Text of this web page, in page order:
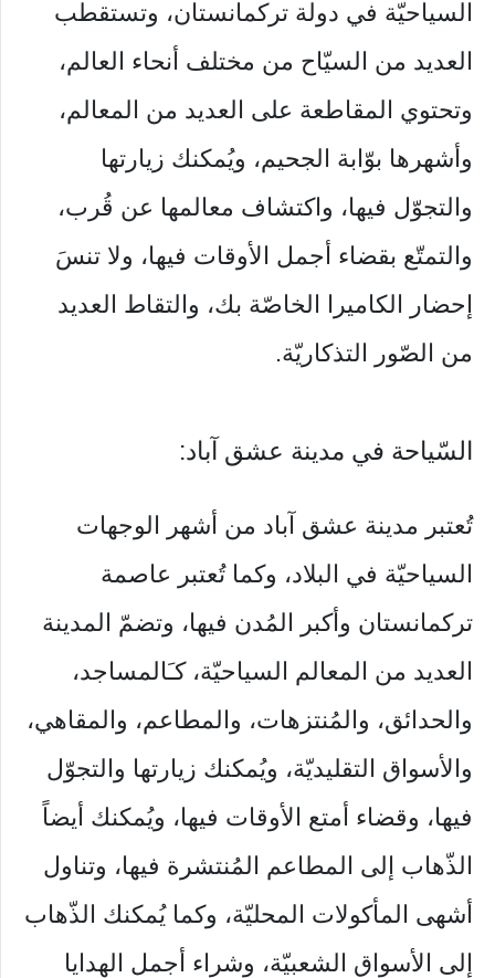
السياحيّة في دولة تركمانستان، وتستقطب
العديد من السيّاح من مختلف أنحاء العالم،
وتحتوي المقاطعة على العديد من المعالم،
وأشهرها بوّابة الجحيم، ويُمكنك زيارتها
والتجوّل فيها، واكتشاف معالمها عن قُرب،
والتمتّع بقضاء أجمل الأوقات فيها، ولا تنسَ
إحضار الكاميرا الخاصّة بك، والتقاط العديد
من الصّور التذكاريّة.
السّياحة في مدينة عشق آباد:
تُعتبر مدينة عشق آباد من أشهر الوجهات
السياحيّة في البلاد، وكما تُعتبر عاصمة
تركمانستان وأكبر المُدن فيها، وتضمّ المدينة
العديد من المعالم السياحيّة، كـَالمساجد،
والحدائق، والمُنتزهات، والمطاعم، والمقاهي،
والأسواق التقليديّة، ويُمكنك زيارتها والتجوّل
فيها، وقضاء أمتع الأوقات فيها، ويُمكنك أيضاً
الذّهاب إلى المطاعم المُنتشرة فيها، وتناول
أشهى المأكولات المحليّة، وكما يُمكنك الذّهاب
إلى الأسواق الشعبيّة، وشراء أجمل الهدايا